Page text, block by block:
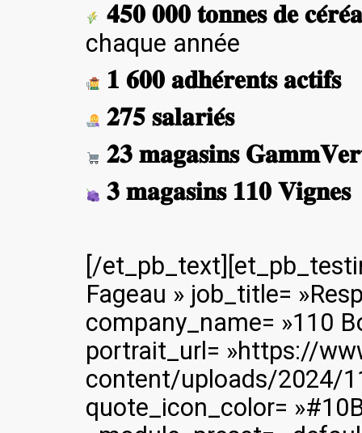
𝟒𝟓𝟎 𝟎𝟎𝟎 𝐭𝐨𝐧𝐧𝐞𝐬 𝐝𝐞
chaque année
𝟏 𝟔𝟎𝟎 𝐚𝐝𝐡𝐞́𝐫𝐞𝐧𝐭𝐬 𝐚𝐜𝐭𝐢𝐟𝐬
𝟐𝟕𝟓 𝐬𝐚𝐥𝐚𝐫𝐢𝐞́𝐬
𝟐𝟑 𝐦𝐚𝐠𝐚𝐬𝐢𝐧𝐬
𝟑 𝐦𝐚𝐠𝐚𝐬𝐢𝐧𝐬 𝟏𝟏𝟎 𝐕𝐢𝐠𝐧𝐞𝐬
[/
Fageau » job_title=
company_name= »110
portrait_url= »https://
content/uploads/2024/
quote_icon_color=